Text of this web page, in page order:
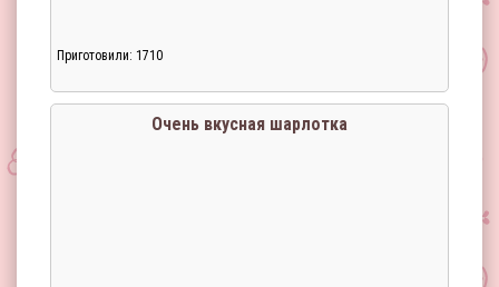
Приготовили: 1710
Очень вкусная шарлотка